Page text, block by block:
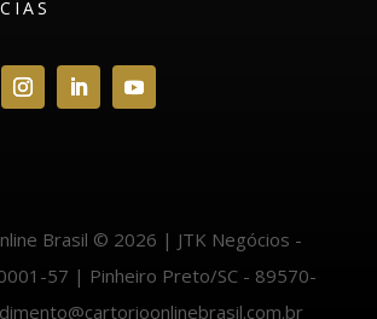
Brasil © 2026 | JTK Negócios -
57 | Pinheiro Preto/SC - 89570-